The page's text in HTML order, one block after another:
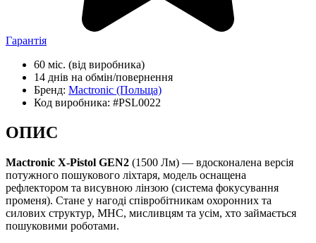
Гарантія
60 міс. (від виробника)
14 днів на обмін/повернення
Бренд: Mactronic (Польща)
Код виробника: #PSL0022
ОПИС
Mactronic X-Pistol GEN2 (1500 Лм) — вдосконалена версія
потужного пошукового ліхтаря, модель оснащена
рефлектором та висувною лінзою (система фокусування
променя). Стане у нагоді співробітникам охоронних та
силових структур, МНС, мисливцям та усім, хто займається
пошуковими роботами.